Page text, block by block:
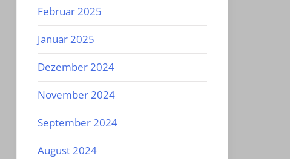
Februar 2025
Januar 2025
Dezember 2024
November 2024
September 2024
August 2024